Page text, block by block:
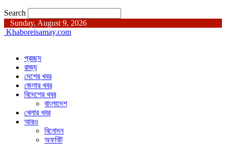
Search
Sunday, August 9, 2026
Khaboreisamay.com
প্রচ্ছদ
রাজ্য
দেশের খবর
জেলার খবর
বিদেশের খবর
বাংলাদেশ
খেলার খবর
আরও
বিনোদন
অফবিট